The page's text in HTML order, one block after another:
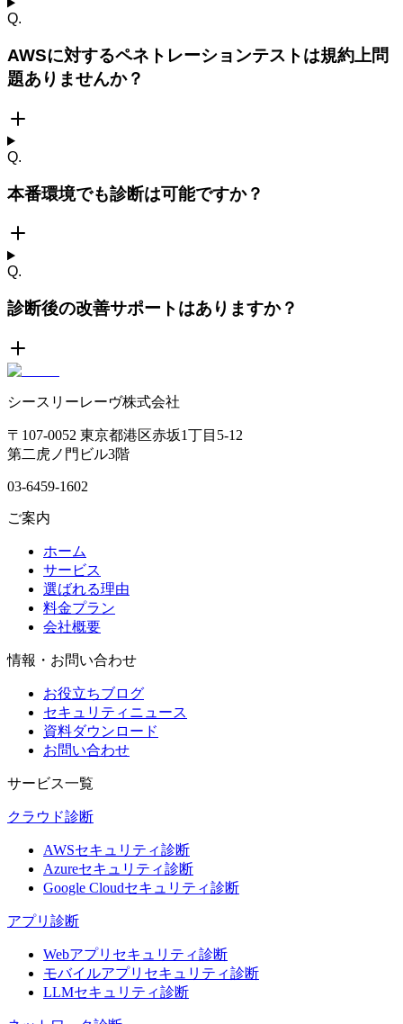
Q.
AWSに対するペネトレーションテストは規約上問
題ありませんか？
Q.
本番環境でも診断は可能ですか？
Q.
診断後の改善サポートはありますか？
シースリーレーヴ株式会社
〒107-0052 東京都港区赤坂1丁目5-12
第二虎ノ門ビル3階
03-6459-1602
ご案内
ホーム
サービス
選ばれる理由
料金プラン
会社概要
情報・お問い合わせ
お役立ちブログ
セキュリティニュース
資料ダウンロード
お問い合わせ
サービス一覧
クラウド診断
AWSセキュリティ診断
Azureセキュリティ診断
Google Cloudセキュリティ診断
アプリ診断
Webアプリセキュリティ診断
モバイルアプリセキュリティ診断
LLMセキュリティ診断